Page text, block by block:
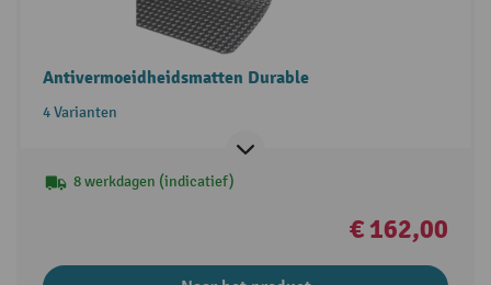
Antivermoeidheidsmatten Durable
4 Varianten
8 werkdagen (indicatief)
€ 162,00